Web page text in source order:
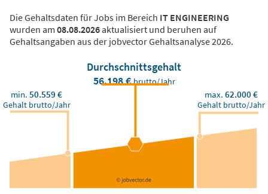
Die Gehaltsdaten für Jobs im Bereich IT ENGINEERING
wurden am 08.08.2026aktualisiert und beruhen auf
Gehaltsangaben aus der jobvector Gehaltsanalyse 2026.
Durchschnittsgehalt
56.198 €brutto/Jahr
min.50.559 €
Gehalt brutto/Jahr
max.62.000 €
Gehalt brutto/Jahr